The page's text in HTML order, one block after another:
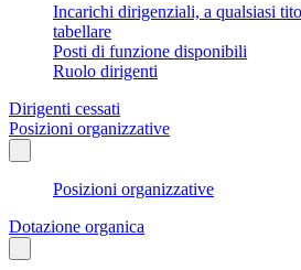
Incarichi dirigenziali, a qualsiasi
tabellare
Posti di funzione disponibili
Ruolo dirigenti
Dirigenti cessati
Posizioni organizzative
Posizioni organizzative
Dotazione organica